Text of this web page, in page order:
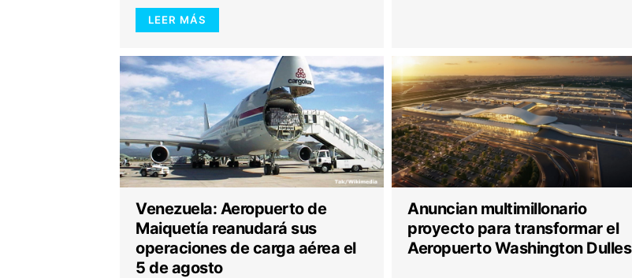
LEER MÁS
Venezuela: Aeropuerto de
Maiquetía reanudará sus
operaciones de carga aérea el
5 de agosto
Anuncian multimillonario
proyecto para transformar el
Aeropuerto Washington Dulles